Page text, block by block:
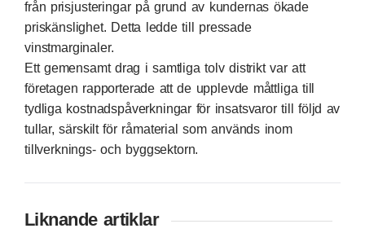
från prisjusteringar på grund av kundernas ökade
priskänslighet. Detta ledde till pressade
vinstmarginaler.
Ett gemensamt drag i samtliga tolv distrikt var att
företagen rapporterade att de upplevde måttliga till
tydliga kostnadspåverkningar för insatsvaror till följd av
tullar, särskilt för råmaterial som används inom
tillverknings- och byggsektorn.
Liknande artiklar